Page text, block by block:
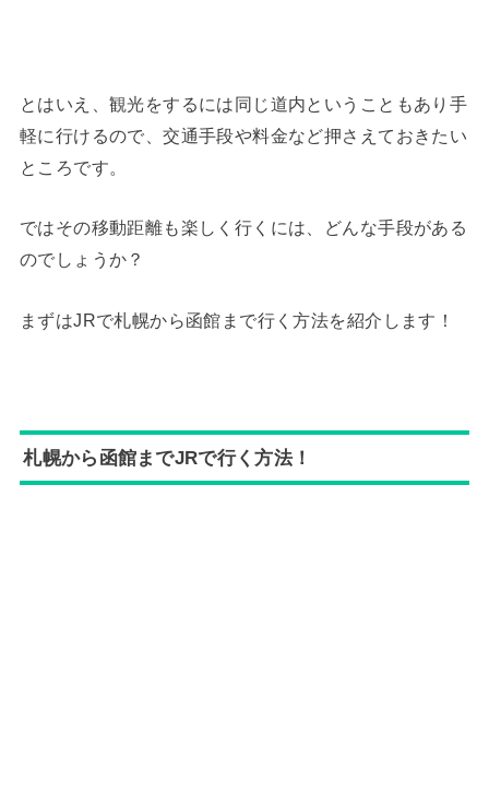
とはいえ、観光をするには同じ道内ということもあり手
軽に行けるので、交通手段や料金など押さえておきたい
ところです。
ではその移動距離も楽しく行くには、どんな手段がある
のでしょうか？
まずはJRで札幌から函館まで行く方法を紹介します！
札幌から函館までJRで行く方法！